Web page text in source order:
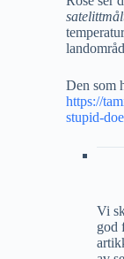
Den som
https://
stupid-
Vi
god